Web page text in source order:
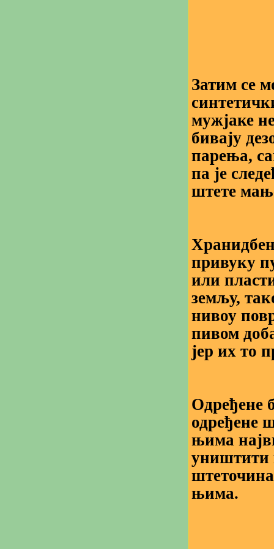
Затим се
мужјаке
бивају
парења,
па је
штете
привуку
или
земљу,
нивоу
пивом
јер их то
Одређене
одређене
њима
уништити
њима.